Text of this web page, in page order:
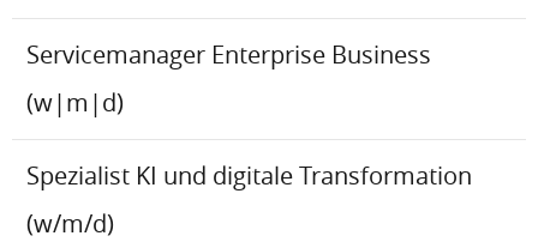
Servicemanager Enterprise Business
(w|m|d)
Spezialist KI und digitale Transformation
(w/m/d)